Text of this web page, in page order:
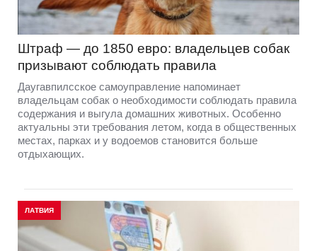
Штраф — до 1850 евро: владельцев собак
призывают соблюдать правила
Даугавпилсское самоуправление напоминает
владельцам собак о необходимости соблюдать правила
содержания и выгула домашних животных. Особенно
актуальны эти требования летом, когда в общественных
местах, парках и у водоемов становится больше
отдыхающих.
ЛАТВИЯ